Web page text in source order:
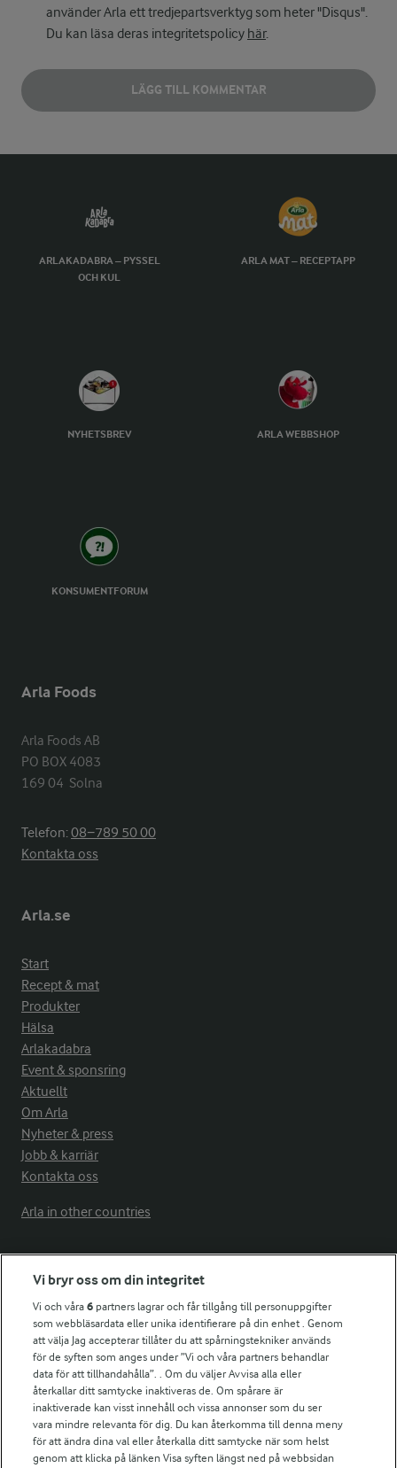
använder Arla ett tredjepartsverktyg som heter "Disqus".
Du kan läsa deras integritetspolicy här.
LÄGG TILL KOMMENTAR
ARLAKADABRA – PYSSEL
OCH KUL
ARLA MAT – RECEPTAPP
NYHETSBREV ARLA WEBBSHOP
KONSUMENTFORUM
Arla Foods
Arla Foods AB
PO BOX 4083
169 04  Solna
Telefon:08−789 50 00
Kontakta oss
Arla.se
Start
Recept & mat
Produkter
Hälsa
Arlakadabra
Event & sponsring
Aktuellt
Om Arla
Nyheter & press
Jobb & karriär
Kontakta oss
Arla in other countries
Fler Arlasajter
För ägare
Arlas kundportal
Arla.com
Falbygdens Ost
Arla webbshop
Bildbank
Vi bryr oss om din integritet
Vi och våra6 partners lagrar och får tillgång till personuppgifter
som webbläsardata eller unika identifierare på din enhet . Genom
att välja Jag accepterar tillåter du att spårningstekniker används
för de syften som anges under ”Vi och våra partners behandlar
data för att tillhandahålla”. . Om du väljer Avvisa alla eller
återkallar ditt samtycke inaktiveras de. Om spårare är
inaktiverade kan visst innehåll och vissa annonser som du ser
vara mindre relevanta för dig. Du kan återkomma till denna meny
för att ändra dina val eller återkalla ditt samtycke när som helst
genom att klicka på länken Visa syften längst ned på webbsidan